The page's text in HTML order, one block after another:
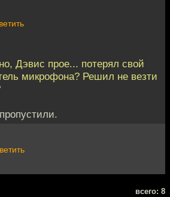
Дэвис прое... потерял свой
микрофона? Решил не везти
всего: 8